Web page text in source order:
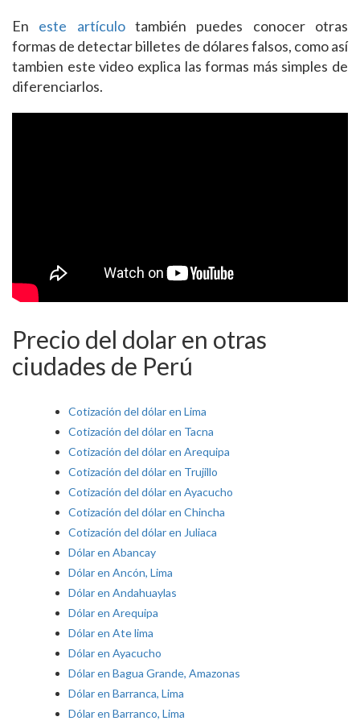
En este artículotambién puedes conocer otras
formas de detectar billetes de dólares falsos, como así
tambien este video explica las formas más simples de
diferenciarlos.
Precio del dolar en otras
ciudades de Perú
Cotización del dólar en Lima
Cotización del dólar en Tacna
Cotización del dólar en Arequipa
Cotización del dólar en Trujillo
Cotización del dólar en Ayacucho
Cotización del dólar en Chincha
Cotización del dólar en Juliaca
Dólar en Abancay
Dólar en Ancón, Lima
Dólar en Andahuaylas
Dólar en Arequipa
Dólar en Ate lima
Dólar en Ayacucho
Dólar en Bagua Grande, Amazonas
Dólar en Barranca, Lima
Dólar en Barranco, Lima